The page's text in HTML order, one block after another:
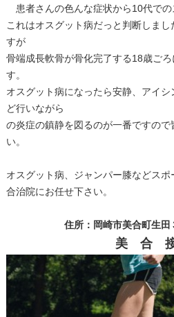
患者さんの色んな症状から10代で
これはオスグット病だっと判断しま
すが
骨端成長軟骨が骨化完了する18歳ご
す。
オスグット病になったら安静、アイ
ど行いながら
の炎症の鎮静を図るのが一番ですので
い。
オスグット病、ジャンパー膝などス
合治院にお任せ下さい。
住所：岡崎市美合町生田３
美 合